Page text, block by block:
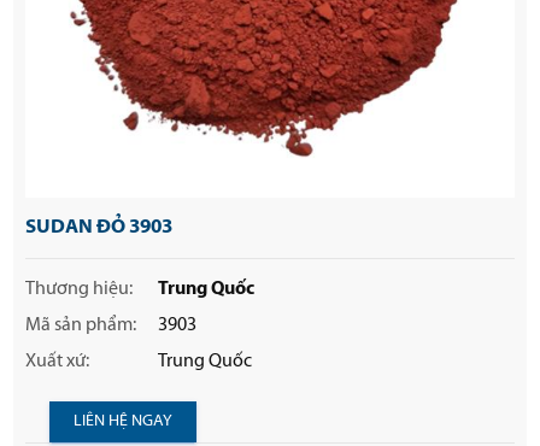
SUDAN ĐỎ 3903
Thương hiệu:
Trung Quốc
Mã sản phẩm:
3903
Xuất xứ:
Trung Quốc
LIÊN HỆ NGAY